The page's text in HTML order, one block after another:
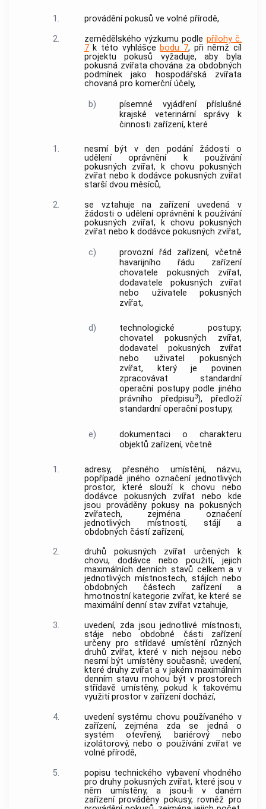
1. prováděnípokusů ve volné přírodě,
2.
zemědělského výzkumu podle přílohy č.
7k této vyhlášce bodu 7, při němž cíl
projektu pokusů vyžaduje, aby byla
pokusná zvířatachována za obdobných
podmínek jako
hospodářská zvířata
chovaná pro komerční účely,
b)
písemné vyjádření příslušné
krajské veterinární správy k
činnosti zařízení, které
1.
nesmí být v den podání žádosti o
udělení oprávnění k používání
pokusných zvířat, k chovu pokusných
zvířat nebo k dodávce pokusných zvířat
starší dvou měsíců,
2.
se vztahuje na zařízeníuvedená v
žádosti o udělení oprávnění k používání
pokusných zvířat, k chovu pokusných
zvířat nebo k dodávce pokusných zvířat,
c) provozní řád zařízení, včetně
havarijního řádu zařízení
chovatele pokusných zvířat,
dodavatele pokusných zvířat
nebo uživatele pokusných
zvířat,
d)
technologické postupy;
chovatel pokusných zvířat,
dodavatel pokusných zvířat
nebo uživatel pokusných
zvířat, který je povinen
zpracovávat standardní
operační postupy podle jiného
právního předpisu3), předloží
standardní operační postupy,
e)
dokumentaci o charakteru
objektů zařízení, včetně
1.
adresy, přesného umístění, názvu,
popřípadě jiného označení jednotlivých
prostor, které slouží k chovu nebo
dodávce pokusných zvířat nebo kde
jsou prováděnypokusy na pokusných
zvířatech, zejména označení
jednotlivých místností, stájí a
obdobných částí zařízení,
2.
druhů pokusných zvířat určených k
chovu, dodávce nebo použití, jejich
maximálních denních stavů celkem a v
jednotlivých místnostech, stájích nebo
obdobných částech zařízenía
hmotnostní kategorie zvířat, ke které se
maximální denní stav zvířat vztahuje,
3.
uvedení, zda jsou jednotlivé místnosti,
stáje nebo obdobné části zařízení
určeny pro střídavé umístění různých
druhů zvířat, které v nich nejsou nebo
nesmí být umístěny současně; uvedení,
které druhy zvířat a v jakém maximálním
denním stavu mohou být v prostorech
střídavě umístěny, pokud k takovému
využití prostor v zařízenídochází,
4.
uvedení systému chovu používaného v
zařízení, zejména zda se jedná o
systém otevřený, bariérový nebo
izolátorový, nebo o používání zvířat ve
volné přírodě,
5.
popisu technického vybavení vhodného
pro druhy pokusných zvířat, které jsou v
něm umístěny, a jsou-li v daném
zařízeníprováděny pokusy, rovněž pro